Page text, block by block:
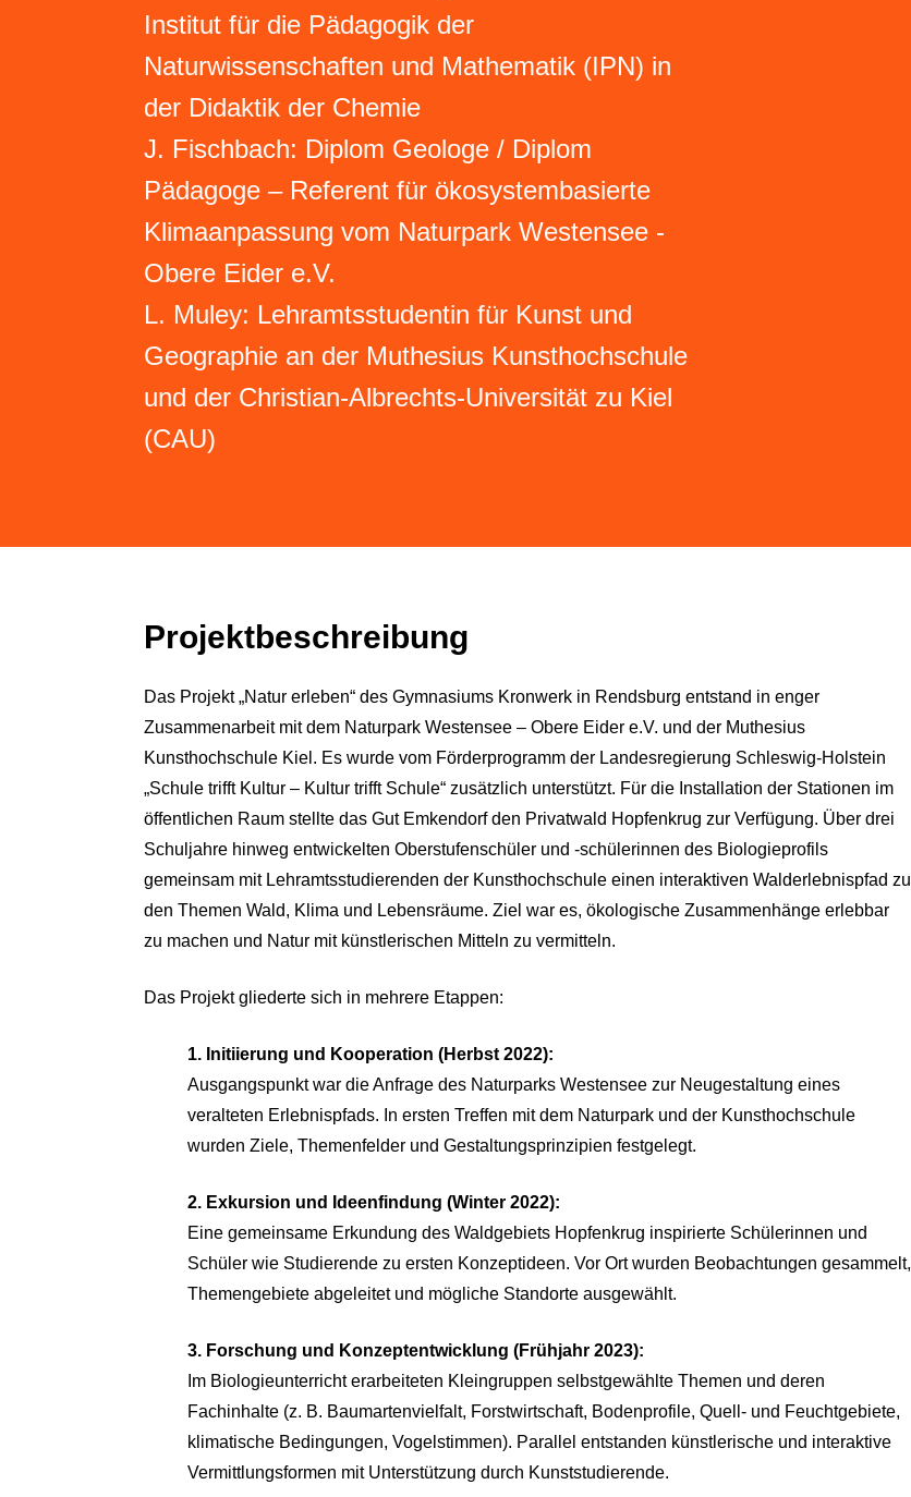
Institut für die Pädagogik der
Naturwissenschaften und Mathematik (IPN) in
der Didaktik der Chemie
J. Fischbach: Diplom Geologe / Diplom
Pädagoge – Referent für ökosystembasierte
Klimaanpassung vom Naturpark Westensee -
Obere Eider e.V.
L. Muley: Lehramtsstudentin für Kunst und
Geographie an der Muthesius Kunsthochschule
und der Christian-Albrechts-Universität zu Kiel
(CAU)
Projektbeschreibung
Das Projekt „Natur erleben“ des Gymnasiums Kronwerk in Rendsburg entstand in enger
Zusammenarbeit mit dem Naturpark Westensee – Obere Eider e.V. und der Muthesius
Kunsthochschule Kiel. Es wurde vom Förderprogramm der Landesregierung Schleswig-Holstein
„Schule trifft Kultur – Kultur trifft Schule“ zusätzlich unterstützt. Für die Installation der Stationen im
öffentlichen Raum stellte das Gut Emkendorf den Privatwald Hopfenkrug zur Verfügung. Über drei
Schuljahre hinweg entwickelten Oberstufenschüler und -schülerinnen des Biologieprofils
gemeinsam mit Lehramtsstudierenden der Kunsthochschule einen interaktiven Walderlebnispfad zu
den Themen Wald, Klima und Lebensräume. Ziel war es, ökologische Zusammenhänge erlebbar
zu machen und Natur mit künstlerischen Mitteln zu vermitteln.
Das Projekt gliederte sich in mehrere Etappen:
1. Initiierung und Kooperation (Herbst 2022):
Ausgangspunkt war die Anfrage des Naturparks Westensee zur Neugestaltung eines
veralteten Erlebnispfads. In ersten Treffen mit dem Naturpark und der Kunsthochschule
wurden Ziele, Themenfelder und Gestaltungsprinzipien festgelegt.
2. Exkursion und Ideenfindung (Winter 2022):
Eine gemeinsame Erkundung des Waldgebiets Hopfenkrug inspirierte Schülerinnen und
Schüler wie Studierende zu ersten Konzeptideen. Vor Ort wurden Beobachtungen gesammelt,
Themengebiete abgeleitet und mögliche Standorte ausgewählt.
3. Forschung und Konzeptentwicklung (Frühjahr 2023):
Im Biologieunterricht erarbeiteten Kleingruppen selbstgewählte Themen und deren
Fachinhalte (z. B. Baumartenvielfalt, Forstwirtschaft, Bodenprofile, Quell- und Feuchtgebiete,
klimatische Bedingungen, Vogelstimmen). Parallel entstanden künstlerische und interaktive
Vermittlungsformen mit Unterstützung durch Kunststudierende.